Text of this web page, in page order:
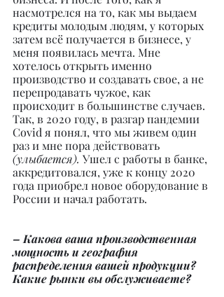
насмотрелся на то, как мы выдаем
кредиты молодым людям, у которых
затем всё получается в бизнесе, у
меня появилась мечта. Мне
хотелось открыть именно
производство и создавать свое, а не
перепродавать чужое, как
происходит в большинстве случаев.
Так, в 2020 году, в разгар пандемии
Covid я понял, что мы живем один
раз и мне пора действовать
(улыбается). Ушел с работы в банке,
аккредитовался, уже к концу 2020
года приобрел новое оборудование в
России и начал работать.
– Какова ваша производственная
мощность и география
распределения вашей продукции?
Какие рынки вы обслуживаете?